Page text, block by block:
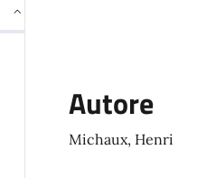
Autore
Michaux, Henri